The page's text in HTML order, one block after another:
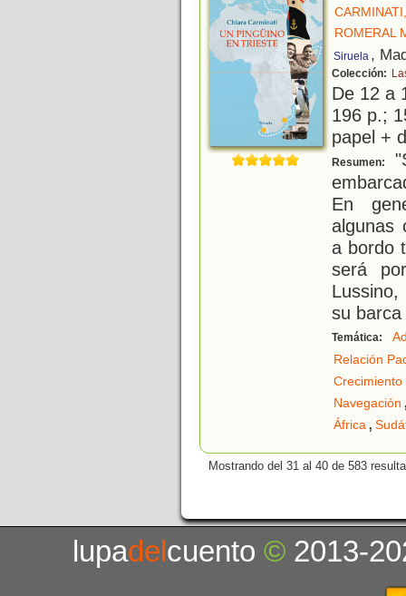
ROMERAL
Siruela ,
Colección:
De 12 a
196 p.;
papel +
Resumen:
En
algunas
a bordo
será
su barca
Temática:
Relación
Crecimiento
Navegación
África,
Mostrando del 31 al 40 de 583
lupadelcuento© 2013-